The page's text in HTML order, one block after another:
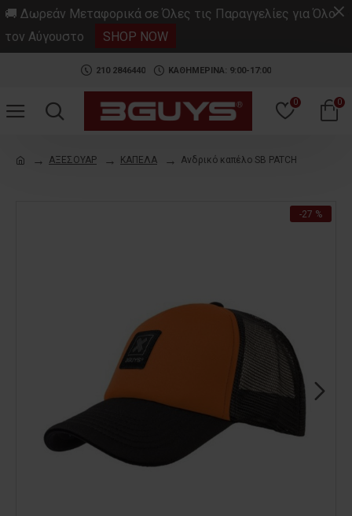
🚚 Δωρεάν Μεταφορικά σε Όλες τις Παραγγελίες για Όλο
τον Αύγουστο
SHOP NOW
210 2846440 ΚΑΘΗΜΕΡΙΝΑ: 9:00-17:00
0 0
ΑΞΕΣΟΥΑΡ ΚΑΠΕΛΑ Ανδρικό καπέλο SB PATCH
-27 %